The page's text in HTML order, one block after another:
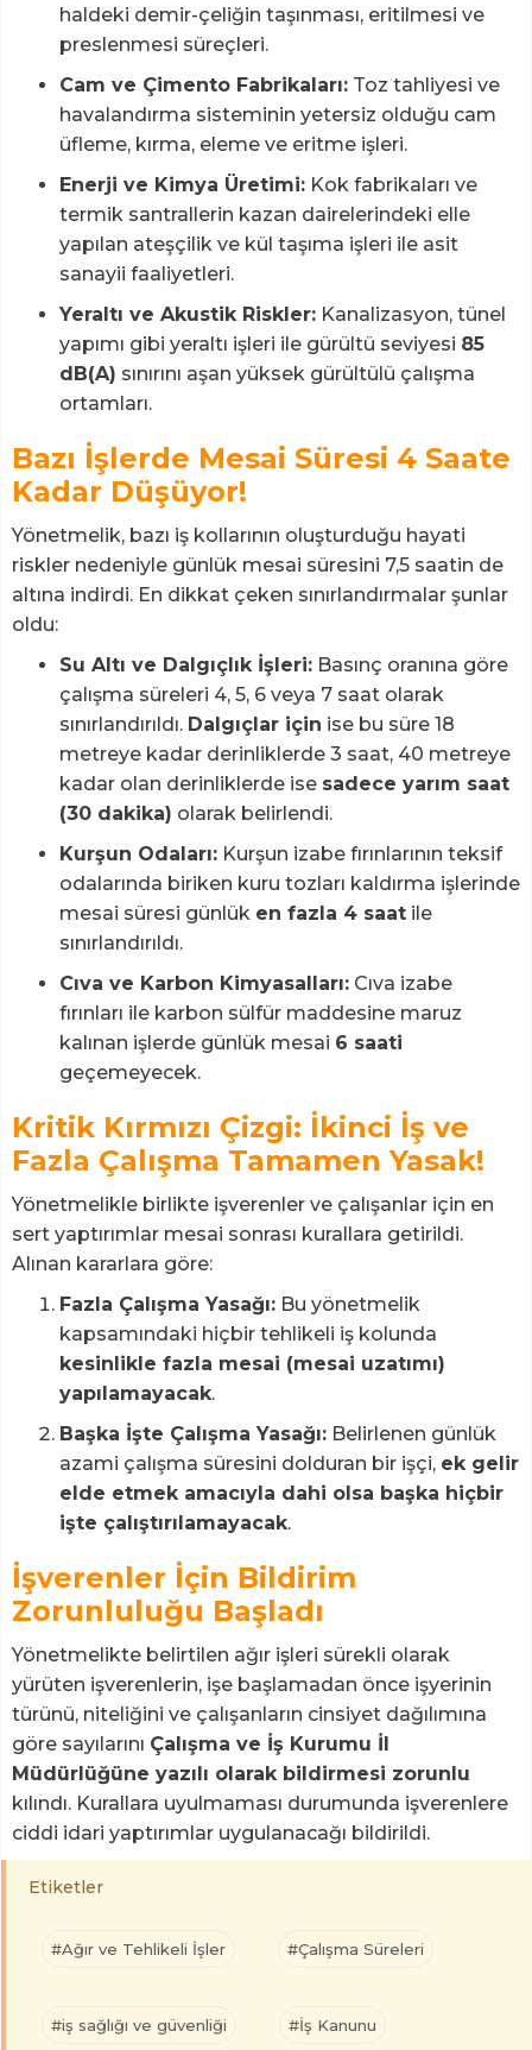
haldeki demir-çeliğin taşınması, eritilmesi ve
preslenmesi süreçleri.
Cam ve Çimento Fabrikaları: Toz tahliyesi ve
havalandırma sisteminin yetersiz olduğu cam
üfleme, kırma, eleme ve eritme işleri.
Enerji ve Kimya Üretimi: Kok fabrikaları ve
termik santrallerin kazan dairelerindeki elle
yapılan ateşçilik ve kül taşıma işleri ile asit
sanayii faaliyetleri.
Yeraltı ve Akustik Riskler: Kanalizasyon, tünel
yapımı gibi yeraltı işleri ile gürültü seviyesi 85
dB(A) sınırını aşan yüksek gürültülü çalışma
ortamları.
Bazı İşlerde Mesai Süresi 4 Saate
Kadar Düşüyor!
Yönetmelik, bazı iş kollarının oluşturduğu hayati
riskler nedeniyle günlük mesai süresini 7,5 saatin de
altına indirdi. En dikkat çeken sınırlandırmalar şunlar
oldu:
Su Altı ve Dalgıçlık İşleri: Basınç oranına göre
çalışma süreleri 4, 5, 6 veya 7 saat olarak
sınırlandırıldı. Dalgıçlar için ise bu süre 18
metreye kadar derinliklerde 3 saat, 40 metreye
kadar olan derinliklerde ise sadece yarım saat
(30 dakika) olarak belirlendi.
Kurşun Odaları: Kurşun izabe fırınlarının teksif
odalarında biriken kuru tozları kaldırma işlerinde
mesai süresi günlük en fazla 4 saat ile
sınırlandırıldı.
Cıva ve Karbon Kimyasalları: Cıva izabe
fırınları ile karbon sülfür maddesine maruz
kalınan işlerde günlük mesai 6 saati
geçemeyecek.
Kritik Kırmızı Çizgi: İkinci İş ve
Fazla Çalışma Tamamen Yasak!
Yönetmelikle birlikte işverenler ve çalışanlar için en
sert yaptırımlar mesai sonrası kurallara getirildi.
Alınan kararlara göre:
Fazla Çalışma Yasağı: Bu yönetmelik
kapsamındaki hiçbir tehlikeli iş kolunda
kesinlikle fazla mesai (mesai uzatımı)
yapılamayacak.
Başka İşte Çalışma Yasağı: Belirlenen günlük
azami çalışma süresini dolduran bir işçi, ek gelir
elde etmek amacıyla dahi olsa başka hiçbir
işte çalıştırılamayacak.
İşverenler İçin Bildirim
Zorunluluğu Başladı
Yönetmelikte belirtilen ağır işleri sürekli olarak
yürüten işverenlerin, işe başlamadan önce işyerinin
türünü, niteliğini ve çalışanların cinsiyet dağılımına
göre sayılarını Çalışma ve İş Kurumu İl
Müdürlüğüne yazılı olarak bildirmesi zorunlu
kılındı. Kurallara uyulmaması durumunda işverenlere
ciddi idari yaptırımlar uygulanacağı bildirildi.
Etiketler
#Ağır ve Tehlikeli İşler #Çalışma Süreleri
#iş sağlığı ve güvenliği #İş Kanunu